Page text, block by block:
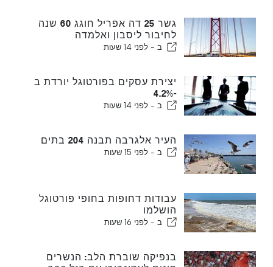
גשר 25 דה אפריל חוגג 60 שנה
לחיבור ליסבון ואלמדה
ב - לפני 14 שעות
יצירת עסקים בפורטוגל יורדת ב
-4.2%
ב - לפני 14 שעות
העיר אלגרבה תבנה 204 בתים
ב - לפני 15 שעות
עבודות דחופות בחופי פורטוגל
הושלמו
ב - לפני 16 שעות
בנפיקה שוברת הלב: הנשרים